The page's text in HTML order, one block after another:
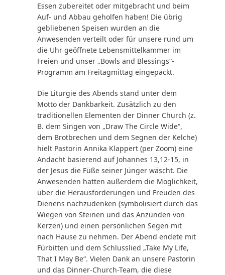
Essen zubereitet oder mitgebracht und beim
Auf- und Abbau geholfen haben! Die übrig
gebliebenen Speisen wurden an die
Anwesenden verteilt oder für unsere rund um
die Uhr geöffnete Lebensmittelkammer im
Freien und unser „Bowls and Blessings“-
Programm am Freitagmittag eingepackt.
Die Liturgie des Abends stand unter dem
Motto der Dankbarkeit. Zusätzlich zu den
traditionellen Elementen der Dinner Church (z.
B. dem Singen von „Draw The Circle Wide“,
dem Brotbrechen und dem Segnen der Kelche)
hielt Pastorin Annika Klappert (per Zoom) eine
Andacht basierend auf Johannes 13,12-15, in
der Jesus die Füße seiner Jünger wäscht. Die
Anwesenden hatten außerdem die Möglichkeit,
über die Herausforderungen und Freuden des
Dienens nachzudenken (symbolisiert durch das
Wiegen von Steinen und das Anzünden von
Kerzen) und einen persönlichen Segen mit
nach Hause zu nehmen. Der Abend endete mit
Fürbitten und dem Schlusslied „Take My Life,
That I May Be“. Vielen Dank an unsere Pastorin
und das Dinner-Church-Team, die diese